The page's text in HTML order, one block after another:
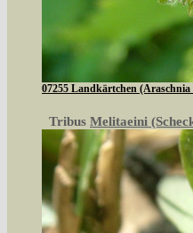
07255 Landkärtchen (Araschnia
Tribus Melitaeini